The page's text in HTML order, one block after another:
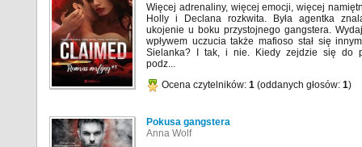
Więcej adrenaliny, więcej emocji, więcej
Holly i Declana rozkwita. Była agentka
ukojenie u boku przystojnego gangstera.
wpływem uczucia także mafioso stał się
Sielanka? I tak, i nie. Kiedy zejdzie się do
podz...
Ocena czytelników: 1 (oddanych głosów: 1)
Pokusa gangstera
Anna Wolf